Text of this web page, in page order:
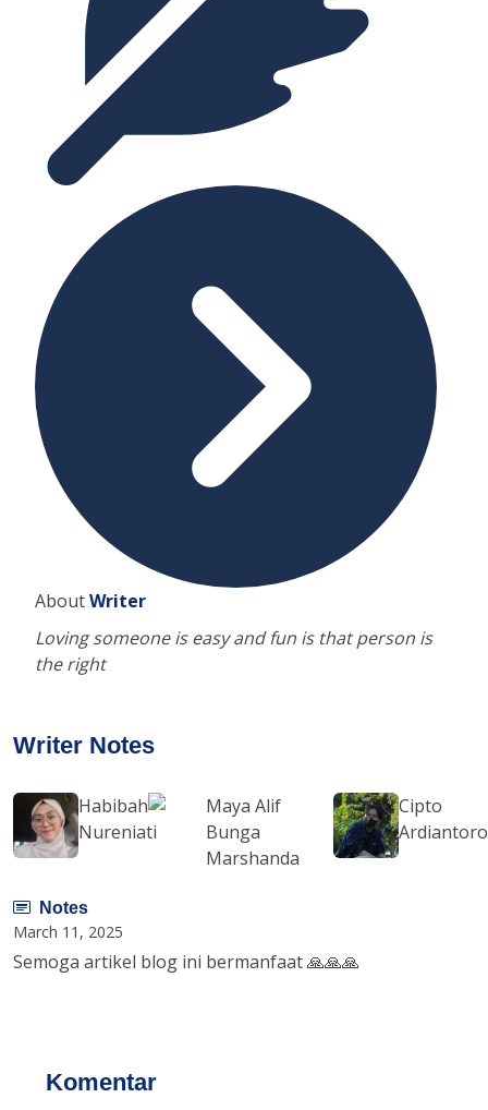
AboutWriter
Loving someone is easy and fun is that person is
the right
Writer Notes
Habibah
Nureniati
Maya Alif
Bunga
Marshanda
Cipto
Ardiantoro
Notes
March 11, 2025
Semoga artikel blog ini bermanfaat 🙏🙏🙏
Komentar